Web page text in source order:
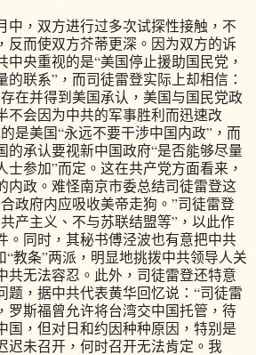
，双方进行过多次试探性接触，不
反而使双方芥蒂更深。因为双方的诉
中央重视的是“美国停止援助国民党，
的联系”，而司徒雷登实际上却相信：
在并得到美国承认，美国与国民党政
不会因为中共的军事胜利而迅速改
是美国“永远不要干涉中国内政”，而
的承认要视新中国政府“是否能够尽量
士参加”而定。这在共产党方面看来，
内政。难怪南京市委总结司徒雷登这
政府内应吸收美帝走狗。”司徒雷登
产主义、不与苏联结盟等”，以此作
。同时，其秘书傅泾波也有意把中共
“教条”两派，明显地挑拨中共领导人关
共无法容忍。此外，司徒雷登还特意
题，据中共代表黄华回忆说：“司徒雷
罗斯福曾允许将台湾交中国托管，待
国，但对日和约因种种原因，特别是
迟未召开，何时召开无法肯定。我